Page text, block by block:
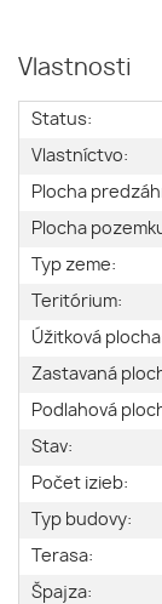
Vlastnosti
Status:
Vlastníctvo:
Plocha
Plocha
Typ zeme:
Teritórium:
Úžitková
Zastavaná
Podlahová
Stav:
Počet izieb:
Typ budovy:
Terasa:
Špajza: